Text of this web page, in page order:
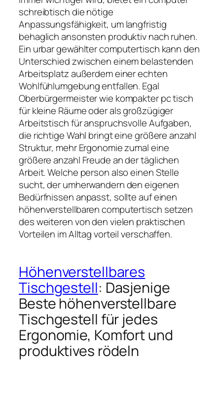
schreibtisch die nötige
Anpassungsfähigkeit, um langfristig
behaglich ansonsten produktiv nach ruhen.
Ein urbar gewählter computertisch kann den
Unterschied zwischen einem belastenden
Arbeitsplatz außerdem einer echten
Wohlfühlumgebung entfallen. Egal
Oberbürgermeister wie kompakter pc tisch
für kleine Räume oder als großzügiger
Arbeitstisch für anspruchsvolle Aufgaben,
die richtige Wahl bringt eine größere anzahl
Struktur, mehr Ergonomie zumal eine
größere anzahl Freude an der täglichen
Arbeit. Welche person also einen Stelle
sucht, der umherwandern den eigenen
Bedürfnissen anpasst, sollte auf einen
höhenverstellbaren computertisch setzen
des weiteren von den vielen praktischen
Vorteilen im Alltag vorteil verschaffen.
Höhenverstellbares
Tischgestell: Dasjenige
Beste höhenverstellbare
Tischgestell für jedes
Ergonomie, Komfort und
produktives rödeln